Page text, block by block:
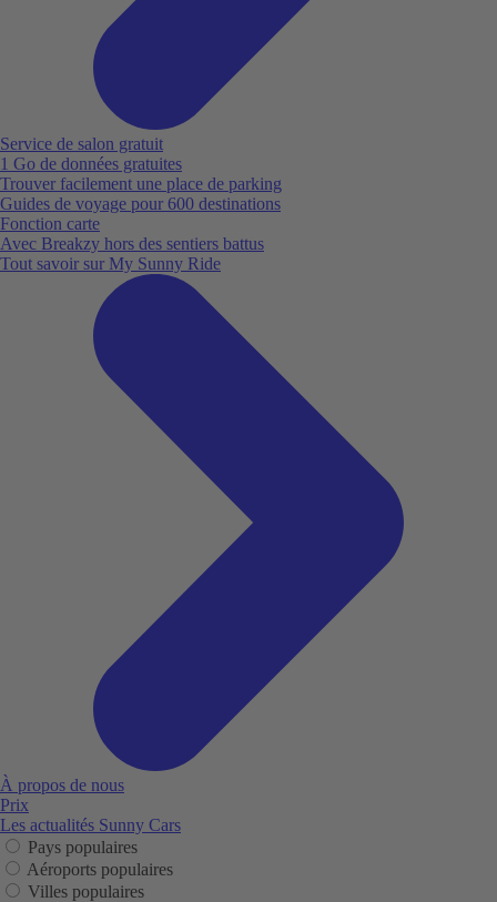
Service de salon gratuit
1 Go de données gratuites
Trouver facilement une place de parking
Guides de voyage pour 600 destinations
Fonction carte
Avec Breakzy hors des sentiers battus
Tout savoir sur My Sunny Ride
À propos de nous
Prix
Les actualités Sunny Cars
Pays populaires
Aéroports populaires
Villes populaires